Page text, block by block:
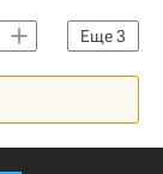
Еще3